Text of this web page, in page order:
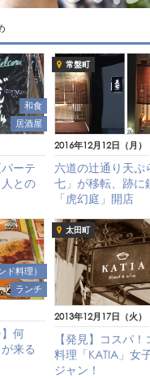
和食
居酒屋
ーテ
との
常盤町
2016年12月12日（月）
六道の辻通り天ぷ
七」が移転、跡に
「虎幻庭」開店
ド料理）
ランチ
何
来る
太田町
2013年12月17日（火）
【発見】コスパ！
料理「KATIA」女
ジャン！